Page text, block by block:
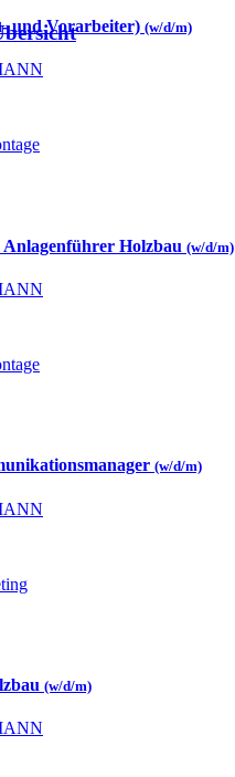
und Vorarbeiter) (w/d/m)
Holzbau (w/d/m)
(w/d/m)
(w/d/m)